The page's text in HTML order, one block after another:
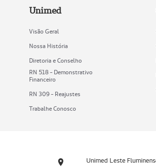
Unimed
Visão Geral
Nossa História
Diretoria e Conselho
RN 518 - Demonstrativo
Financeiro
RN 309 - Reajustes
Trabalhe Conosco
Unimed Leste